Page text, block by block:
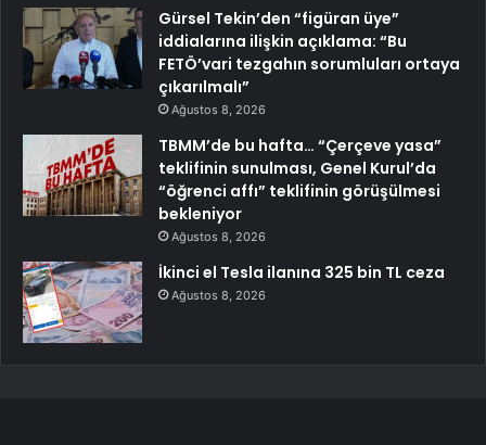
Gürsel Tekin’den “figüran üye”
iddialarına ilişkin açıklama: “Bu
FETÖ’vari tezgahın sorumluları ortaya
çıkarılmalı”
Ağustos 8, 2026
TBMM’de bu hafta… “Çerçeve yasa”
teklifinin sunulması, Genel Kurul’da
“öğrenci affı” teklifinin görüşülmesi
bekleniyor
Ağustos 8, 2026
İkinci el Tesla ilanına 325 bin TL ceza
Ağustos 8, 2026